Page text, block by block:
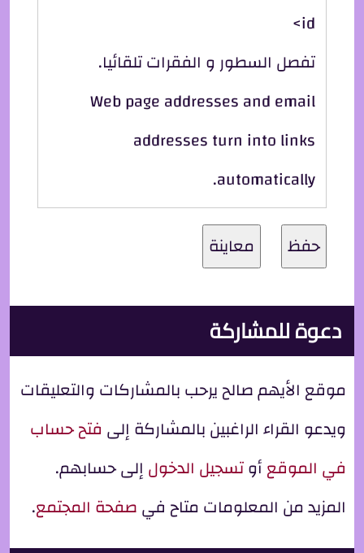
id>
تفصل السطور و الفقرات تلقائيا.
Web page addresses and email
addresses turn into links
automatically.
دعوة للمشاركة
موقع الأيهم صالح يرحب بالمشاركات والتعليقات
ويدعو القراء الراغبين بالمشاركة إلى فتح حساب
في الموقعأوتسجيل الدخولإلى حسابهم.
المزيد من المعلومات متاح فيصفحة المجتمع.